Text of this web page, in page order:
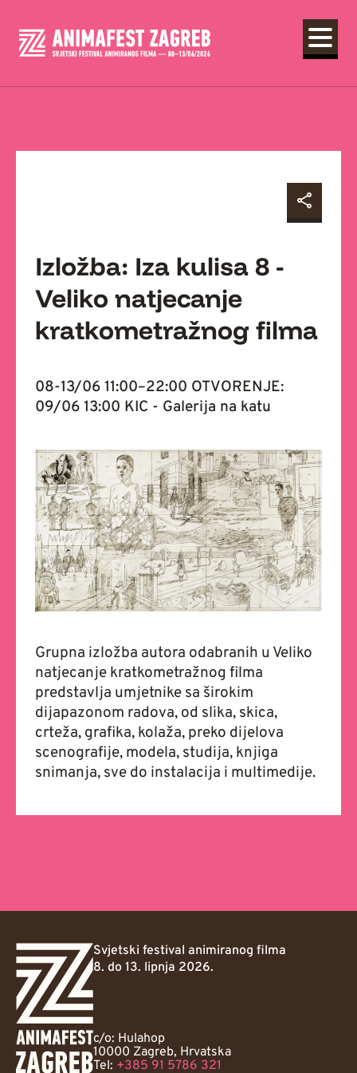
Izložba: Iza kulisa 8 -
Veliko natjecanje
kratkometražnog filma
08-13/06 11:00–22:00 OTVORENJE:
09/06 13:00 KIC - Galerija na katu
Grupna izložba autora odabranih u Veliko
natjecanje kratkometražnog filma
predstavlja umjetnike sa širokim
dijapazonom radova, od slika, skica,
crteža, grafika, kolaža, preko dijelova
scenografije, modela, studija, knjiga
snimanja, sve do instalacija i multimedije.
Svjetski festival animiranog filma
8. do 13. lipnja 2026.
c/o: Hulahop
10000 Zagreb, Hrvatska
Tel: +385 91 5786 321